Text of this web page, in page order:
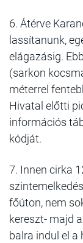
6. Átérve
lassítanunk,
elágazásig.
(sarkon
méterrel
Hivatal előtti
információs
kódját.
7. Innen cirka
főúton, nem
kereszt- majd
balra indul el